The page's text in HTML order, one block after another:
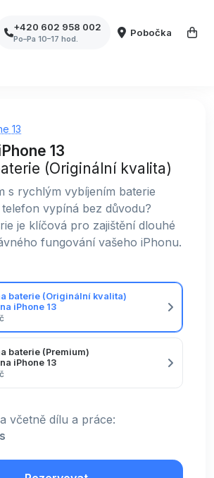
+420 602 958 002
Po–Pa 10–17 hod.
Pobočka
13
13
(Originální kvalita)
s rychlým vybíjením baterie
vypíná bez důvodu?
je klíčová pro zajištění dlouhé
fungování vašeho iPhonu.
baterie (Originální kvalita)
iPhone 13
baterie (Premium)
iPhone 13
včetně dílu a práce: